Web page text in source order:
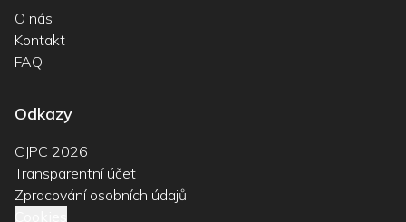
O nás
Kontakt
FAQ
Odkazy
CJPC 2026
Transparentní účet
Zpracování osobních údajů